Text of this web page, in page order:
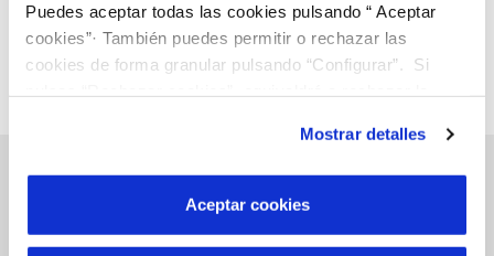
Puedes aceptar todas las cookies pulsando “ Aceptar
cookies”· También puedes permitir o rechazar las
cookies de forma granular pulsando “Configurar”. Si
son indispensables para que el sitio web funcione y que
por tanto no se pueden desactivar. Puedes consultar
más información en nuestraPolítica de Cookies
Mostrar detalles
Aceptar cookies
Página 31 de 112
Gestiones Online